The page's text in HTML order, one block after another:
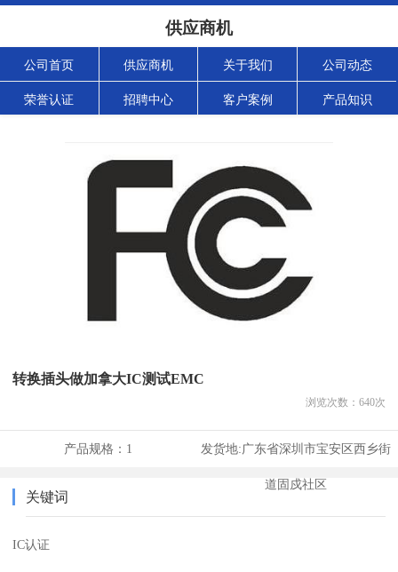
供应商机
公司首页 供应商机 关于我们 公司动态
荣誉认证 招聘中心 客户案例 产品知识
转换插头做加拿大IC测试EMC
浏览次数： 640次
产品规格： 1 发货地:广东省深圳市宝安区西乡街
道固戍社区
关键词
IC认证